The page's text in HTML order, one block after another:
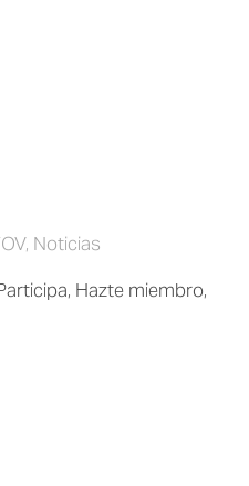
, Noticias
Hazte miembro,